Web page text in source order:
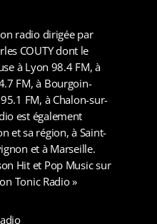
radio dirigée par
COUTY dont le
à Lyon 98.4 FM, à
FM, à Bourgoin-
FM, à Chalon-sur-
est également
et sa région, à Saint-
et à Marseille.
Hit et Pop Music sur
Tonic Radio »